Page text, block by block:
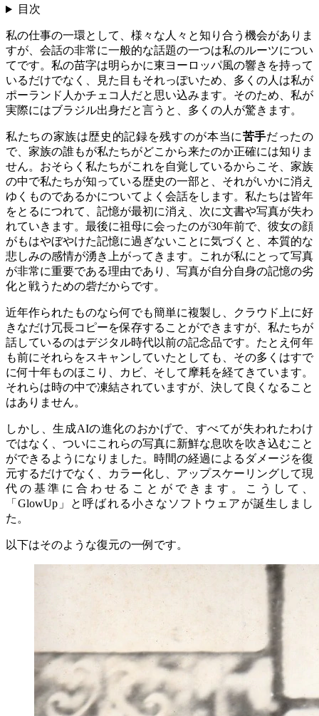
目次
私の仕事の一環として、様々な人々と知り合う機会がありま
すが、会話の非常に一般的な話題の一つは私のルーツについ
てです。私の苗字は明らかに東ヨーロッパ風の響きを持って
いるだけでなく、見た目もそれっぽいため、多くの人は私が
ポーランド人かチェコ人だと思い込みます。そのため、私が
実際にはブラジル出身だと言うと、多くの人が驚きます。
私たちの家族は歴史的記録を残すのが本当に苦手だったの
で、家族の誰もが私たちがどこから来たのか正確には知りま
せん。おそらく私たちがこれを自覚しているからこそ、家族
の中で私たちが知っている歴史の一部と、それがいかに消え
ゆくものであるかについてよく会話をします。私たちは皆年
をとるにつれて、記憶が最初に消え、次に文書や写真が失わ
れていきます。最後に祖母に会ったのが30年前で、彼女の顔
がもはやぼやけた記憶に過ぎないことに気づくと、本質的な
悲しみの感情が湧き上がってきます。これが私にとって写真
が非常に重要である理由であり、写真が自分自身の記憶の劣
化と戦うための砦だからです。
近年作られたものなら何でも簡単に複製し、クラウド上に好
きなだけ冗長コピーを保存することができますが、私たちが
話しているのはデジタル時代以前の記念品です。たとえ何年
も前にそれらをスキャンしていたとしても、その多くはすで
に何十年ものほこり、カビ、そして摩耗を経てきています。
それらは時の中で凍結されていますが、決して良くなること
はありません。
しかし、生成AIの進化のおかげで、すべてが失われたわけ
ではなく、ついにこれらの写真に新鮮な息吹を吹き込むこと
ができるようになりました。時間の経過によるダメージを復
元するだけでなく、カラー化し、アップスケーリングして現
代の基準に合わせることができます。こうして、
「GlowUp」と呼ばれる小さなソフトウェアが誕生しまし
た。
以下はそのような復元の一例です。